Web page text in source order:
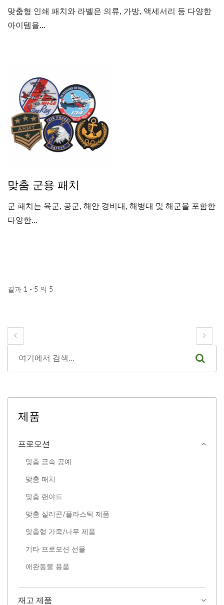
맞춤형 인쇄 패치와 라벨은 의류, 가방, 액세서리 등 다양한
아이템을...
맞춤 군용 패치
군 패치는 육군, 공군, 해안 경비대, 해병대 및 해군을 포함한
다양한...
결과 1 - 5 의 5
제품
프로모션
맞춤 금속 공예
맞춤 패치
맞춤 랜야드
맞춤 실리콘/플라스틱 제품
맞춤형 가죽/나무 제품
기타 프로모션 선물
애완동물 용품
재고 제품